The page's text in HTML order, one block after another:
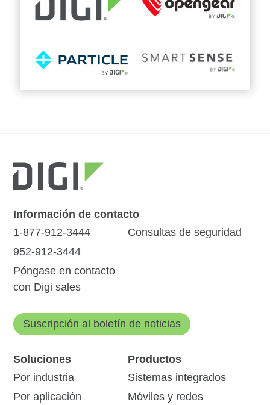
Información de contacto
1-877-912-3444
952-912-3444
Póngase en contacto
con Digi sales
Consultas de seguridad
Suscripción al boletín de noticias
Soluciones
Por industria
Por aplicación
Productos
Sistemas integrados
Móviles y redes